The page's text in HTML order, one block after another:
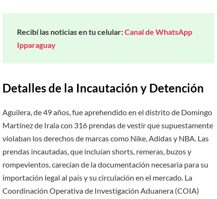
Recibí las noticias en tu celular:Canal de WhatsApp
Ipparaguay
Detalles de la Incautación y Detención
Aguilera, de 49 años, fue aprehendido en el distrito de Domingo
Martínez de Irala con 316 prendas de vestir que supuestamente
violaban los derechos de marcas como Nike, Adidas y NBA. Las
prendas incautadas, que incluían shorts, remeras, buzos y
rompevientos, carecían de la documentación necesaria para su
importación legal al país y su circulación en el mercado. La
Coordinación Operativa de Investigación Aduanera (COIA)